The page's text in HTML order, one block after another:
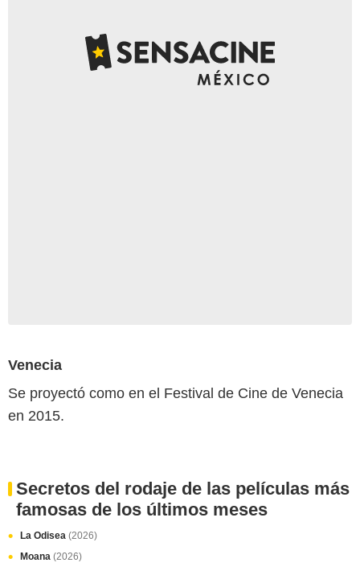
Venecia
Se proyectó como en el Festival de Cine de Venecia
en 2015.
Secretos del rodaje de las películas más
famosas de los últimos meses
La Odisea (2026)
Moana (2026)